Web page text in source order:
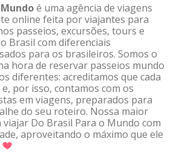
é uma agência de viagens
online feita por viajantes para
passeios, excursões, tours e
Brasil com diferenciais
para os brasileiros. Somos o
hora de reservar passeios mundo
diferentes: acreditamos que cada
por isso, contamos com os
em viagens, preparados para
do seu roteiro. Nossa maior
viajar Do Brasil Para o Mundo com
aproveitando o máximo que ele